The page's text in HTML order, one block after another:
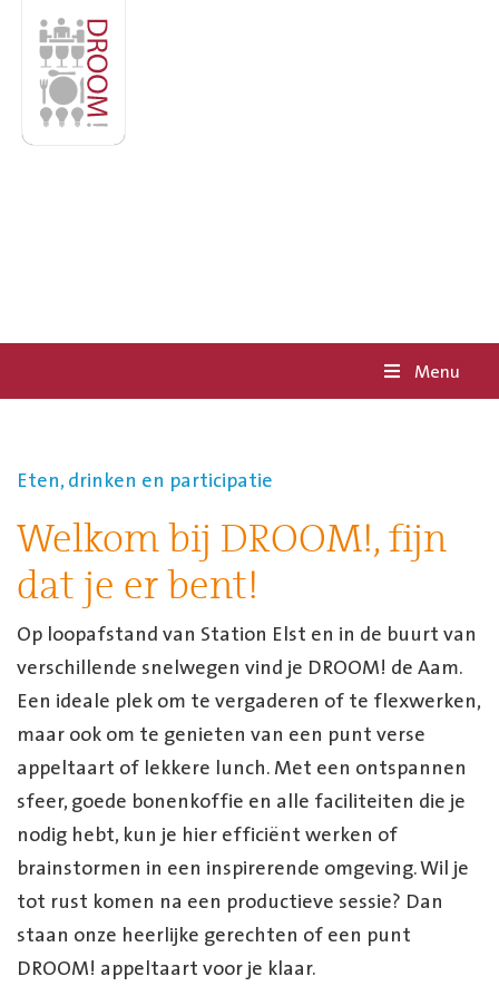
Menu
Eten, drinken en participatie
Welkom bij DROOM!, fijn
dat je er bent!
Op loopafstand van Station Elst en in de buurt van
verschillende snelwegen vind je DROOM! de Aam.
Een ideale plek om te vergaderen of te flexwerken,
maar ook om te genieten van een punt verse
appeltaart of lekkere lunch. Met een ontspannen
sfeer, goede bonenkoffie en alle faciliteiten die je
nodig hebt, kun je hier efficiënt werken of
brainstormen in een inspirerende omgeving. Wil je
tot rust komen na een productieve sessie? Dan
staan onze heerlijke gerechten of een punt
DROOM! appeltaart voor je klaar.